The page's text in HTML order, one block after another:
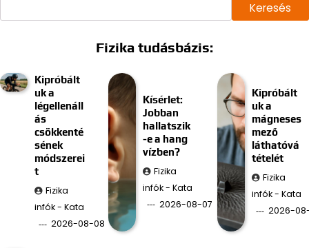
Keresés
Fizika tudásbázis:
Kipróbált
uk a
légellenáll
ás
csökkenté
sének
módszerei
t
Fizika
infók - Kata
2026-08-08
Kísérlet:
Jobban
hallatszik
-e a hang
vízben?
Fizika
infók - Kata
2026-08-07
Kipróbált
uk a
mágneses
mező
láthatóvá
tételét
Fizika
infók - Kata
2026-